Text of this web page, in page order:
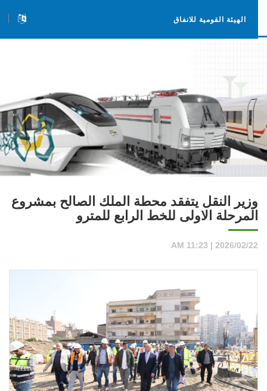
الهيئة القومية للانفاق
وزير النقل يتفقد محطة الملك الصالح بمشروع
المرحلة الاولى للخط الرابع للمترو
2026/02/22 | 11:23 AM